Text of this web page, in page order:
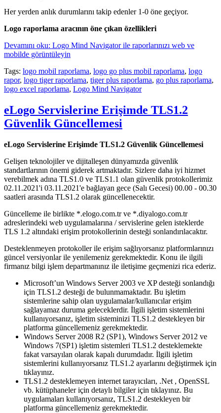
Her yerden anlık durumlarını takip edenler 1-0 öne geçiyor.
Logo raporlama aracının öne çıkan özellikleri
Devamını oku: Logo Mind Navigator ile raporlarınızı web ve
mobilde görüntüleyin
Tags: logo mobil raporlama, logo go plus mobil raporlama, logo
rapor, logo tiger raporlama, tiger plus raporlama, go plus raporlama,
logo excel raporlama, Logo Mind Navigator
eLogo Servislerine Erişimde TLS1.2
Güvenlik Güncellemesi
eLogo Servislerine Erişimde TLS1.2 Güvenlik Güncellemesi
Gelişen teknolojiler ve dijitalleşen dünyamızda güvenlik
standartlarının önemi giderek artmaktadır. Sizlere daha iyi hizmet
verebilmek adına TLS1.0 ve TLS1.1 olan güvenlik protokollerimiz
02.11.2021'i 03.11.2021'e bağlayan gece (Salı Gecesi) 00.00 - 00.30
saatleri arasında TLS1.2 olarak güncellenecektir.
Güncelleme ile birlikte *.elogo.com.tr ve *.diyalogo.com.tr
adreslerindeki web uygulamalarına / servislerine gelen isteklerde
TLS 1.2 altındaki erişim protokollerinin desteği sonlandırılacaktır.
Desteklenmeyen protokoller ile erişim sağlıyorsanız platformlarınızı
güncel versiyonlar ile yenilemeniz gerekmektedir. Konu ile ilgili
firmanız bilgi işlem departmanınız ile iletişime geçmenizi rica ederiz.
Microsoft’un Windows Server 2003 ve XP desteği sonlandığı
için TLS1.2 desteği de bulunmamaktadır. Bu işletim
sistemlerine sahip olan uygulamalar/kullanıcılar erişim
sağlayamaz duruma geleceklerdir. İlgili işletim sistemlerini
kullanıyorsanız, işletim sisteminizi TLS1.2 destekleyen bir
platforma güncellemeniz gerekmektedir.
Windows Server 2008 R2 (SP1), Windows Server 2012 ve
Windows 7(SP1) işletim sistemleri TLS1.2 desteklemekte
fakat varsayılan olarak kapalı durumdadır. İlgili işletim
sistemlerini kullanıyorsanız TLS1.2 ayarlarını değiştirmek için
tıklayınız.
TLS1.2 desteklemeyen internet tarayıcıları, .Net , OpenSSL
vb. kütüphaneler için detaylı bilgiler için tıklayınız. Bu
uygulamaları kullanıyorsanız, TLS1.2 destekleyen bir
platforma güncellemeniz gerekmektedir.